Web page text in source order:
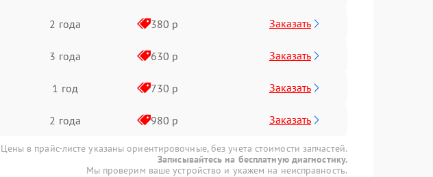
2 года 380 р Заказать
3 года 630 р Заказать
1 год 730 р Заказать
2 года 980 р Заказать
Цены в прайс-листе указаны ориентировочные, без учета стоимости запчастей.
Записывайтесь на бесплатную диагностику.
Мы проверим ваше устройство и укажем на неисправность.